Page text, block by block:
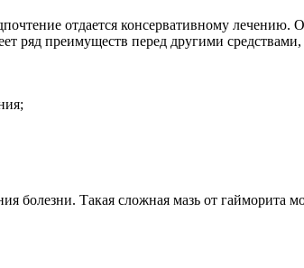
отдается консервативному лечению.
ряд преимуществ перед другими
болезни. Такая сложная мазь от гайморита